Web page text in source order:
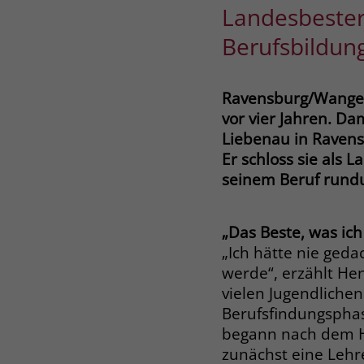
Ravensburg/
vor vier Jahren.
Liebenau in
Er schloss sie als
seinem Beruf
„Das Beste, was
„Ich hätte nie
werde“, erzählt
vielen
begann nach dem
zunächst eine